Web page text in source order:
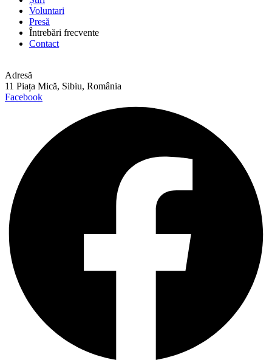
Voluntari
Presă
Întrebări frecvente
Contact
Adresă
11 Piața Mică, Sibiu, România
Facebook